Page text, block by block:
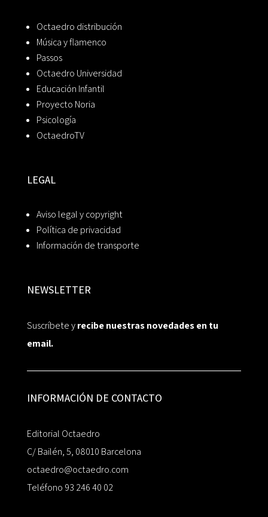
Octaedro distribución
Música y flamenco
Passos
Octaedro Universidad
Educación Infantil
Proyecto Noria
Psicología
OctaedroTV
LEGAL
Aviso legal y copyright
Política de privacidad
Información de transporte
NEWSLETTER
Suscríbete yrecibe nuestras novedades en tu
email.
INFORMACIÓN DE CONTACTO
Editorial Octaedro
C/ Bailén, 5, 08010 Barcelona
octaedro@octaedro.com
Teléfono 93 246 40 02